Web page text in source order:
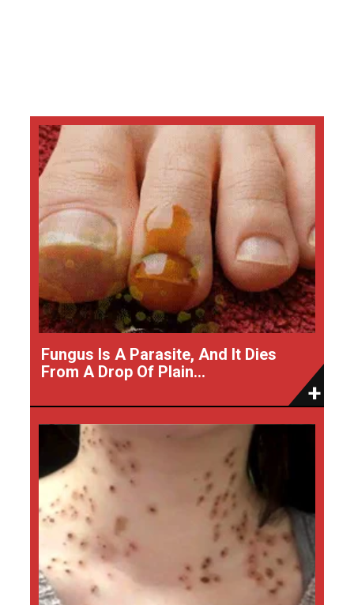
Fungus Is A Parasite, And It Dies
From A Drop Of Plain...